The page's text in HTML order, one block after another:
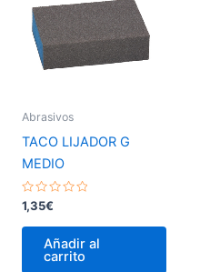
Abrasivos
TACO LIJADOR G
MEDIO
Valorado
con
0
1,35€
Añadir al
carrito